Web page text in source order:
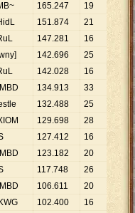
165.247 19
151.874 21
147.281 16 9
142.696 25 5
142.028 16
134.913 33 4
132.488 25
129.698 28
127.412 16
123.182 20 6
117.748 26
106.611 20 5
102.400 16